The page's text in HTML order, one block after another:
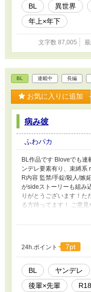
BL 異世界
年上×年下
文字数 87,005
BL 連載中 長編
お気に入りに追加
病み彼
ふわパカ
BL作品です Bloveでも連
ンデレ要素有り、束縛
R内容 監禁/手錠/殺人/嫉
がsideストーリーも組み
りがとうございます！た
る方待ってます！ ご意
メントくれると嬉しい
れるよう努めます！ こ
24h.ポイント 7pt
BL ヤンデレ
後輩×先輩